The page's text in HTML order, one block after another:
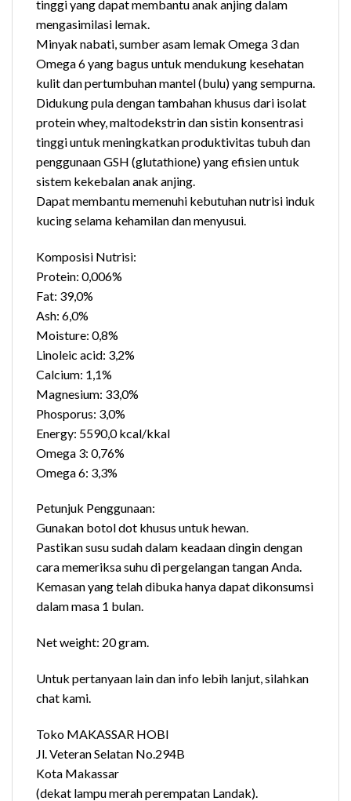
tinggi yang dapat membantu anak anjing dalam
mengasimilasi lemak.
Minyak nabati, sumber asam lemak Omega 3 dan
Omega 6 yang bagus untuk mendukung kesehatan
kulit dan pertumbuhan mantel (bulu) yang sempurna.
Didukung pula dengan tambahan khusus dari isolat
protein whey, maltodekstrin dan sistin konsentrasi
tinggi untuk meningkatkan produktivitas tubuh dan
penggunaan GSH (glutathione) yang efisien untuk
sistem kekebalan anak anjing.
Dapat membantu memenuhi kebutuhan nutrisi induk
kucing selama kehamilan dan menyusui.
Komposisi Nutrisi:
Protein: 0,006%
Fat: 39,0%
Ash: 6,0%
Moisture: 0,8%
Linoleic acid: 3,2%
Calcium: 1,1%
Magnesium: 33,0%
Phosporus: 3,0%
Energy: 5590,0 kcal/kkal
Omega 3: 0,76%
Omega 6: 3,3%
Petunjuk Penggunaan:
Gunakan botol dot khusus untuk hewan.
Pastikan susu sudah dalam keadaan dingin dengan
cara memeriksa suhu di pergelangan tangan Anda.
Kemasan yang telah dibuka hanya dapat dikonsumsi
dalam masa 1 bulan.
Net weight: 20 gram.
Untuk pertanyaan lain dan info lebih lanjut, silahkan
chat kami.
Toko MAKASSAR HOBI
Jl. Veteran Selatan No.294B
Kota Makassar
(dekat lampu merah perempatan Landak).